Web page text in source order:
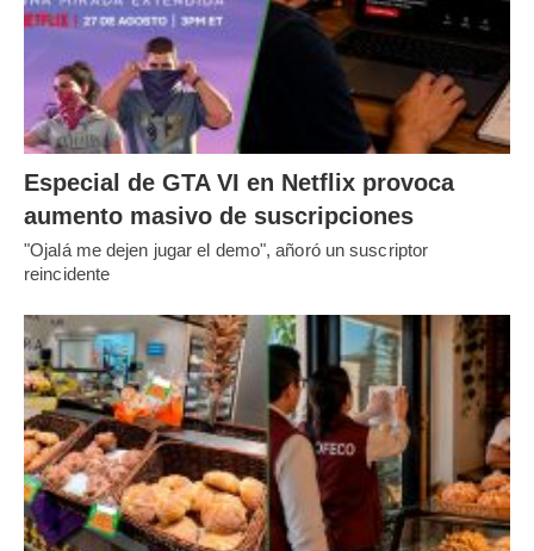
Especial de GTA VI en Netflix provoca
aumento masivo de suscripciones
"Ojalá me dejen jugar el demo", añoró un suscriptor
reincidente